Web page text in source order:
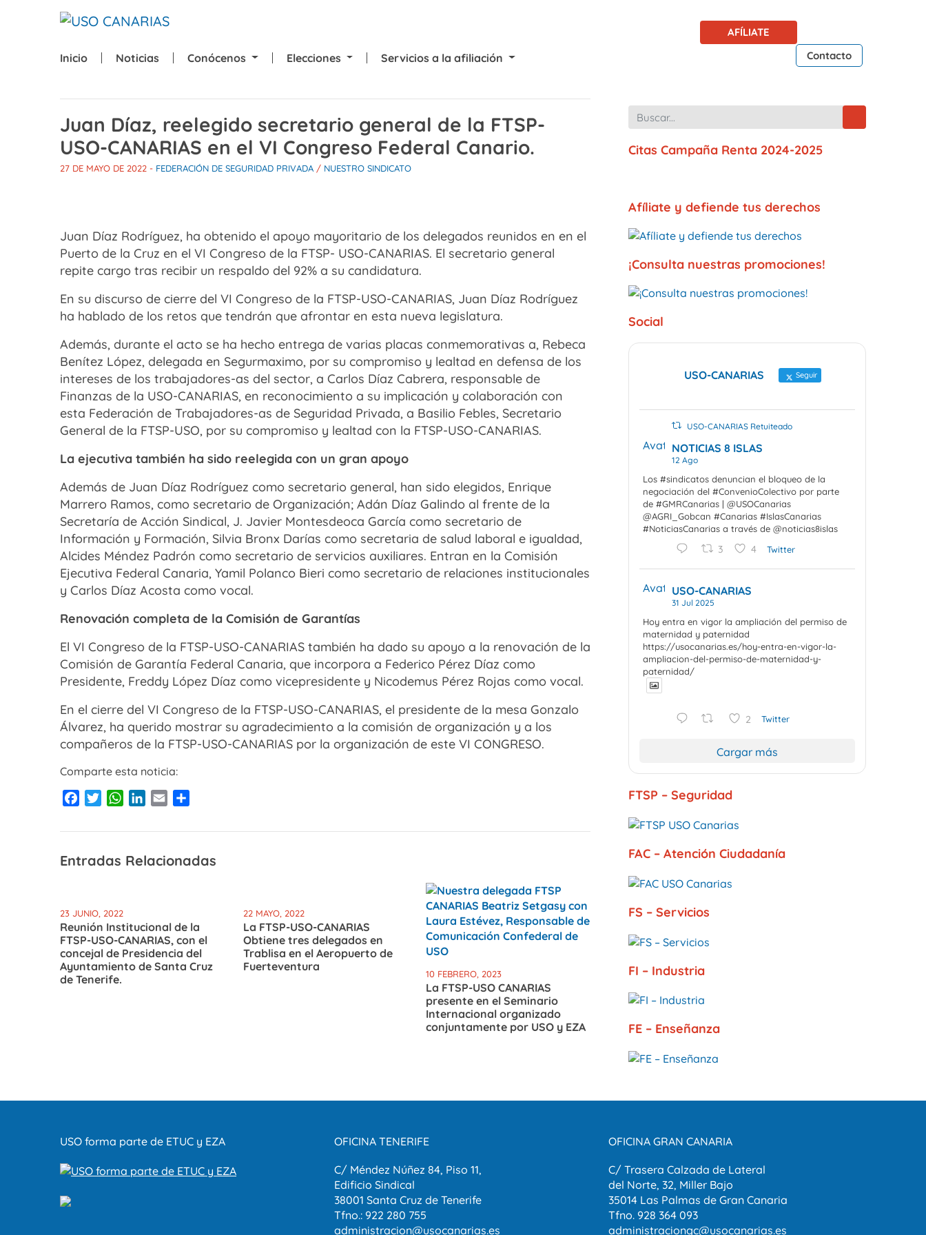
AFÍLIATE
Inicio Noticias Conócenos Elecciones Servicios a la afiliación Contacto
Juan Díaz, reelegido secretario general de la FTSP-
USO-CANARIAS en el VI Congreso Federal Canario.
27 DE MAYO DE 2022 - FEDERACIÓN DE SEGURIDAD PRIVADA / NUESTRO SINDICATO
Juan Díaz Rodríguez, ha obtenido el apoyo mayoritario de los delegados reunidos en en el
Puerto de la Cruz en el VI Congreso de la FTSP- USO-CANARIAS. El secretario general
repite cargo tras recibir un respaldo del 92% a su candidatura.
En su discurso de cierre del VI Congreso de la FTSP-USO-CANARIAS, Juan Díaz Rodríguez
ha hablado de los retos que tendrán que afrontar en esta nueva legislatura.
Además, durante el acto se ha hecho entrega de varias placas conmemorativas a, Rebeca
Benítez López, delegada en Segurmaximo, por su compromiso y lealtad en defensa de los
intereses de los trabajadores-as del sector, a Carlos Díaz Cabrera, responsable de
Finanzas de la USO-CANARIAS, en reconocimiento a su implicación y colaboración con
esta Federación de Trabajadores-as de Seguridad Privada, a Basilio Febles, Secretario
General de la FTSP-USO, por su compromiso y lealtad con la FTSP-USO-CANARIAS.
La ejecutiva también ha sido reelegida con un gran apoyo
Además de Juan Díaz Rodríguez como secretario general, han sido elegidos, Enrique
Marrero Ramos, como secretario de Organización; Adán Díaz Galindo al frente de la
Secretaría de Acción Sindical, J. Javier Montesdeoca García como secretario de
Información y Formación, Silvia Bronx Darías como secretaria de salud laboral e igualdad,
Alcides Méndez Padrón como secretario de servicios auxiliares. Entran en la Comisión
Ejecutiva Federal Canaria, Yamil Polanco Bieri como secretario de relaciones institucionales
y Carlos Díaz Acosta como vocal.
Renovación completa de la Comisión de Garantías
El VI Congreso de la FTSP-USO-CANARIAS también ha dado su apoyo a la renovación de la
Comisión de Garantía Federal Canaria, que incorpora a Federico Pérez Díaz como
Presidente, Freddy López Díaz como vicepresidente y Nicodemus Pérez Rojas como vocal.
En el cierre del VI Congreso de la FTSP-USO-CANARIAS, el presidente de la mesa Gonzalo
Álvarez, ha querido mostrar su agradecimiento a la comisión de organización y a los
compañeros de la FTSP-USO-CANARIAS por la organización de este VI CONGRESO.
Comparte esta noticia:
Facebook
TwitterWhatsApp
LinkedIn
Email
Entradas Relacionadas
23 JUNIO, 2022
Reunión Institucional de la
FTSP-USO-CANARIAS, con el
concejal de Presidencia del
Ayuntamiento de Santa Cruz
de Tenerife.
22 MAYO, 2022
La FTSP-USO-CANARIAS
Obtiene tres delegados en
Trablisa en el Aeropuerto de
Fuerteventura
10 FEBRERO, 2023
La FTSP-USO CANARIAS
presente en el Seminario
Internacional organizado
conjuntamente por USO y EZA
Citas Campaña Renta 2024-2025
Afíliate y defiende tus derechos
¡Consulta nuestras promociones!
Social
USO-CANARIAS Seguir
USO-CANARIAS Retuiteado
AvatarNOTICIAS 8 ISLAS
12 Ago
Los #sindicatos denuncian el bloqueo de la
negociación del #ConvenioColectivo por parte
de #GMRCanarias | @USOCanarias
@AGRI_Gobcan #Canarias #IslasCanarias
#NoticiasCanarias a través de @noticias8islas
3 4 Twitter
AvatarUSO-CANARIAS
31 Jul 2025
Hoy entra en vigor la ampliación del permiso de
maternidad y paternidad
https://usocanarias.es/hoy-entra-en-vigor-la-
ampliacion-del-permiso-de-maternidad-y-
paternidad/
2 Twitter
Cargar más
FTSP – Seguridad
FAC – Atención Ciudadanía
FS – Servicios
FI – Industria
FE – Enseñanza
USO forma parte de ETUC y EZA OFICINA TENERIFE
C/ Méndez Núñez 84, Piso 11,
Edificio Sindical
38001 Santa Cruz de Tenerife
Tfno.: 922 280 755
administracion@usocanarias.es
OFICINA GRAN CANARIA
C/ Trasera Calzada de Lateral
del Norte, 32, Miller Bajo
35014 Las Palmas de Gran Canaria
Tfno. 928 364 093
administraciongc@usocanarias.es